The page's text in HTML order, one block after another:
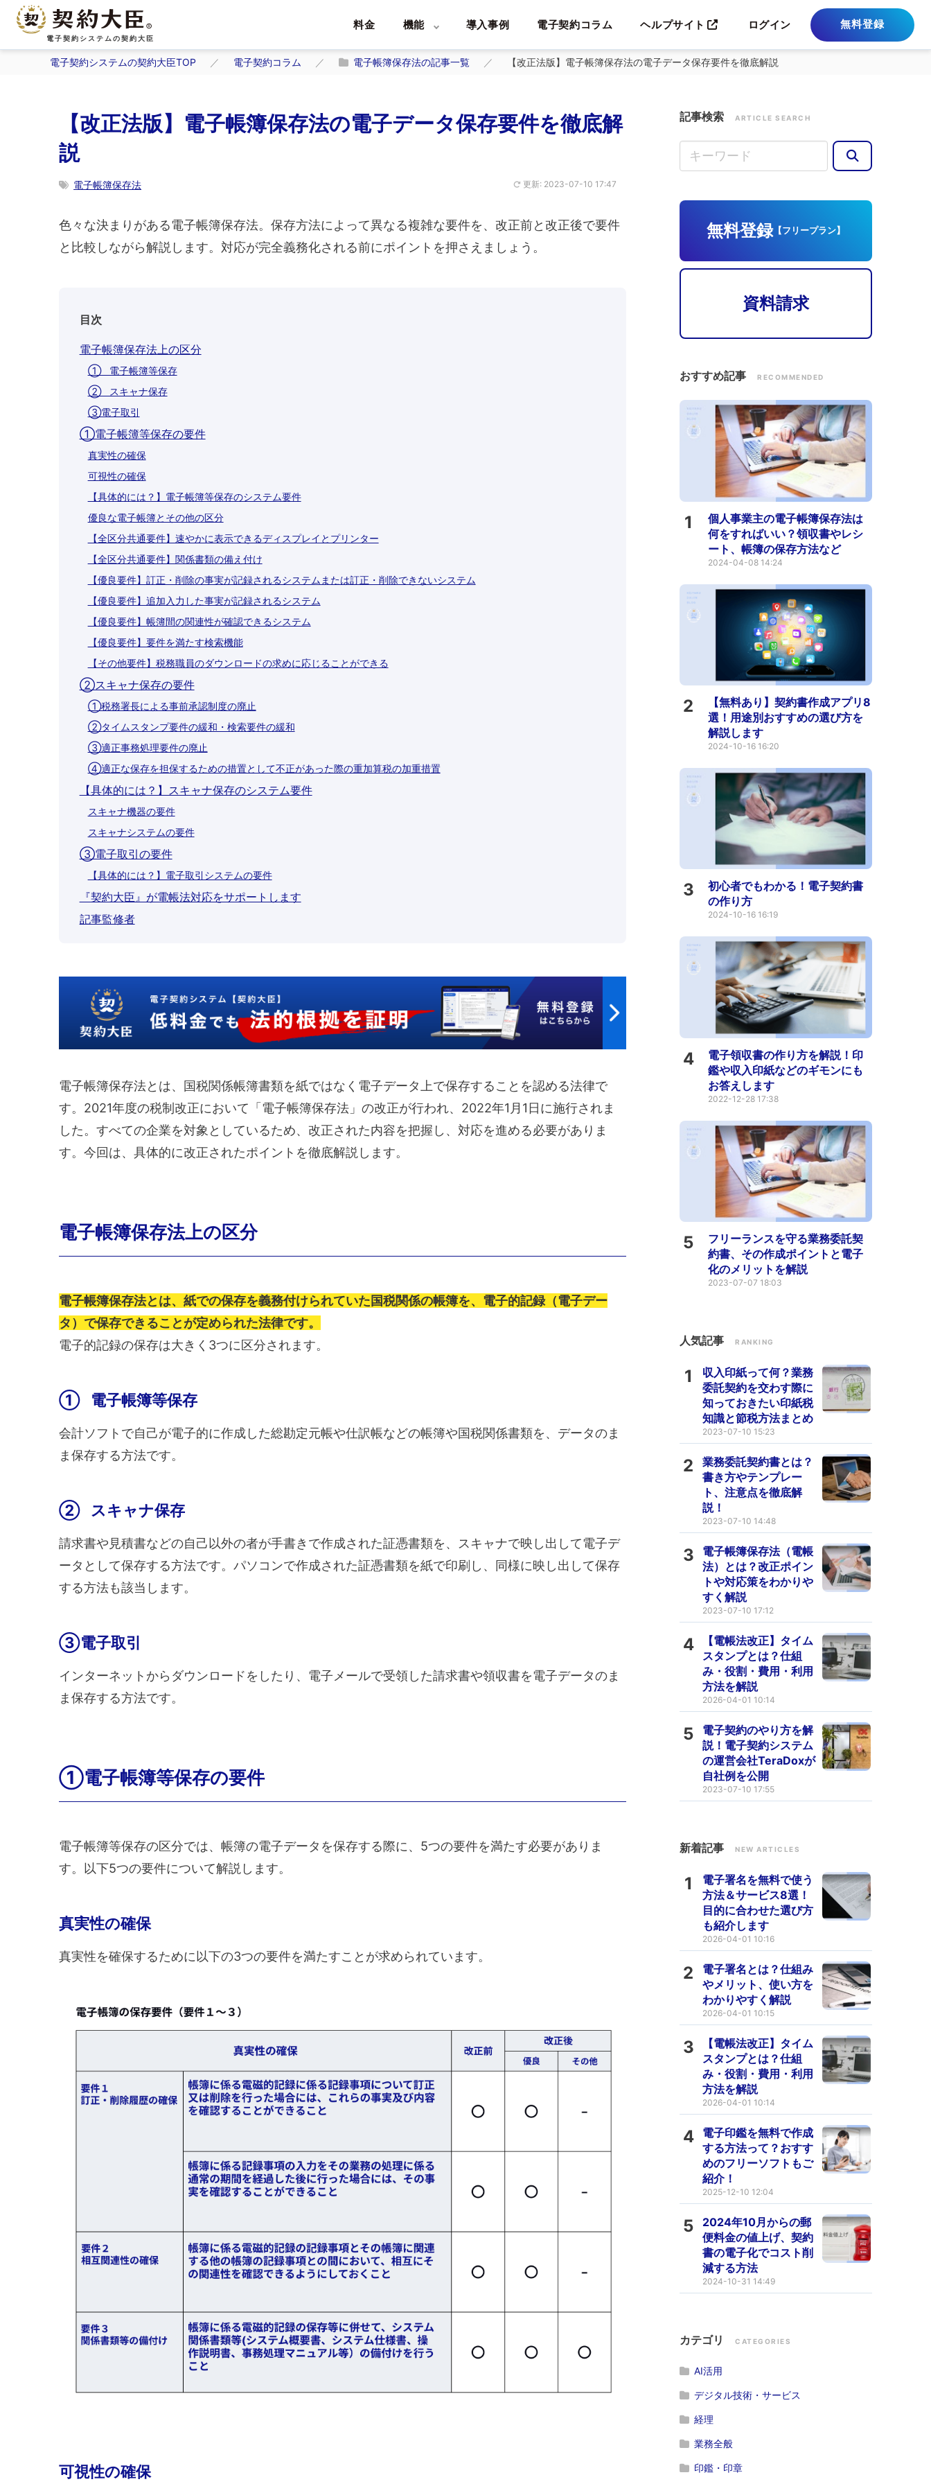
電子契約システムの契約大臣
料金 機能 導入事例 電子契約コラム ヘルプサイト ログイン 無料登録
電子契約システムの契約大臣TOP 電子契約コラム 電子帳簿保存法の記事一覧 【改正法版】電子帳簿保存法の電子データ保存要件を徹底解説
【改正法版】電子帳簿保存法の電子データ保存要件を徹底解
説
電子帳簿保存法 更新: 2023-07-10 17:47
色々な決まりがある電子帳簿保存法。保存方法によって異なる複雑な要件を、改正前と改正後で要件
と比較しながら解説します。対応が完全義務化される前にポイントを押さえましょう。
目次
電子帳簿保存法上の区分
① 電子帳簿等保存
② スキャナ保存
③電子取引
①電子帳簿等保存の要件
真実性の確保
可視性の確保
【具体的には？】電子帳簿等保存のシステム要件
優良な電子帳簿とその他の区分
【全区分共通要件】速やかに表示できるディスプレイとプリンター
【全区分共通要件】関係書類の備え付け
【優良要件】訂正・削除の事実が記録されるシステムまたは訂正・削除できないシステム
【優良要件】追加入力した事実が記録されるシステム
【優良要件】帳簿間の関連性が確認できるシステム
【優良要件】要件を満たす検索機能
【その他要件】税務職員のダウンロードの求めに応じることができる
②スキャナ保存の要件
①税務署長による事前承認制度の廃止
②タイムスタンプ要件の緩和・検索要件の緩和
③適正事務処理要件の廃止
④適正な保存を担保するための措置として不正があった際の重加算税の加重措置
【具体的には？】スキャナ保存のシステム要件
スキャナ機器の要件
スキャナシステムの要件
③電子取引の要件
【具体的には？】電子取引システムの要件
『契約大臣』が電帳法対応をサポートします
記事監修者
電子帳簿保存法とは、国税関係帳簿書類を紙ではなく電子データ上で保存することを認める法律で
す。2021年度の税制改正において「電子帳簿保存法」の改正が行われ、2022年1月1日に施行されま
した。すべての企業を対象としているため、改正された内容を把握し、対応を進める必要がありま
す。今回は、具体的に改正されたポイントを徹底解説します。
電子帳簿保存法上の区分
電子帳簿保存法とは、紙での保存を義務付けられていた国税関係の帳簿を、電子的記録（電子デー
タ）で保存できることが定められた法律です。
電子的記録の保存は大きく3つに区分されます。
① 電子帳簿等保存
会計ソフトで自己が電子的に作成した総勘定元帳や仕訳帳などの帳簿や国税関係書類を、データのま
ま保存する方法です。
② スキャナ保存
請求書や見積書などの自己以外の者が手書きで作成された証憑書類を、スキャナで映し出して電子デ
ータとして保存する方法です。パソコンで作成された証憑書類を紙で印刷し、同様に映し出して保存
する方法も該当します。
③電子取引
インターネットからダウンロードをしたり、電子メールで受領した請求書や領収書を電子データのま
ま保存する方法です。
①電子帳簿等保存の要件
電子帳簿等保存の区分では、帳簿の電子データを保存する際に、5つの要件を満たす必要がありま
す。以下5つの要件について解説します。
真実性の確保
真実性を確保するために以下の3つの要件を満たすことが求められています。
可視性の確保
記事検索 ARTICLE SEARCH
無料登録【フリープラン】
資料請求
おすすめ記事 RECOMMENDED
1
個人事業主の電子帳簿保存法は
何をすればいい？領収書やレシ
ート、帳簿の保存方法など
2024-04-08 14:24
2
【無料あり】契約書作成アプリ8
選！用途別おすすめの選び方を
解説します
2024-10-16 16:20
3
初心者でもわかる！電子契約書
の作り方
2024-10-16 16:19
4
電子領収書の作り方を解説！印
鑑や収入印紙などのギモンにも
お答えします
2022-12-28 17:38
5
フリーランスを守る業務委託契
約書、その作成ポイントと電子
化のメリットを解説
2023-07-07 18:03
人気記事 RANKING
1
収入印紙って何？業務
委託契約を交わす際に
知っておきたい印紙税
知識と節税方法まとめ
2023-07-10 15:23
2
業務委託契約書とは？
書き方やテンプレー
ト、注意点を徹底解
説！
2023-07-10 14:48
3
電子帳簿保存法（電帳
法）とは？改正ポイン
トや対応策をわかりや
すく解説
2023-07-10 17:12
4
【電帳法改正】タイム
スタンプとは？仕組
み・役割・費用・利用
方法を解説
2026-04-01 10:14
5
電子契約のやり方を解
説！電子契約システム
の運営会社TeraDoxが
自社例を公開
2023-07-10 17:55
新着記事 NEW ARTICLES
1
電子署名を無料で使う
方法＆サービス8選！
目的に合わせた選び方
も紹介します
2026-04-01 10:16
2
電子署名とは？仕組み
やメリット、使い方を
わかりやすく解説
2026-04-01 10:15
3
【電帳法改正】タイム
スタンプとは？仕組
み・役割・費用・利用
方法を解説
2026-04-01 10:14
4
電子印鑑を無料で作成
する方法って？おすす
めのフリーソフトもご
紹介！
2025-12-10 12:04
5
2024年10月からの郵
便料金の値上げ、契約
書の電子化でコスト削
減する方法
2024-10-31 14:49
カテゴリ CATEGORIES
AI活用
デジタル技術・サービス
経理
業務全般
印鑑・印章